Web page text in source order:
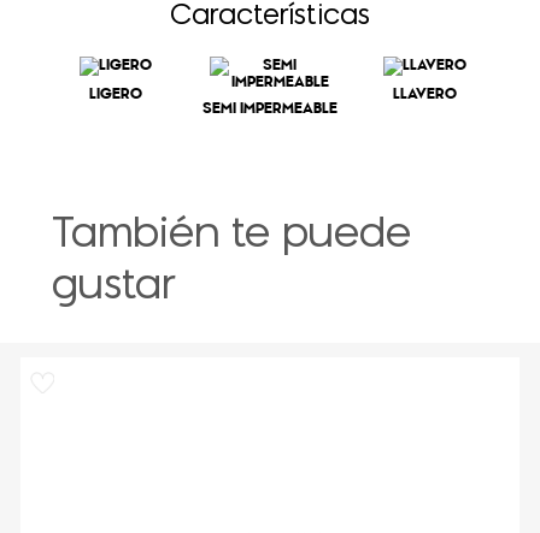
Características
LIGERO
SEMI IMPERMEABLE
LLAVERO
También te puede
gustar